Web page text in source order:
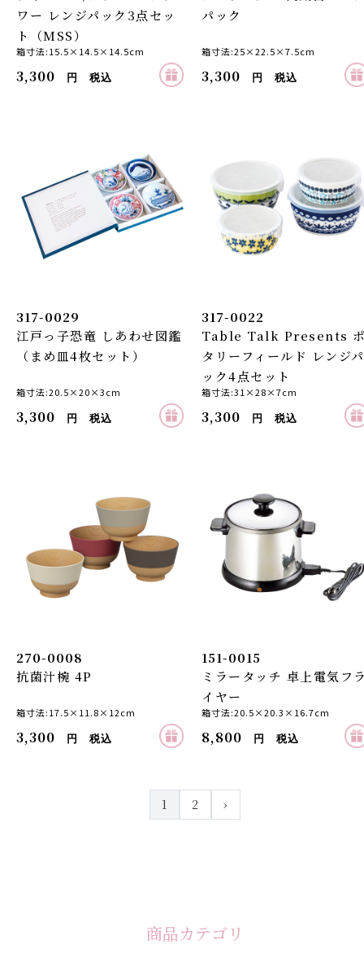
ワー レンジパック3点セッ
ト（MSS）
箱寸法:15.5×14.5×14.5cm
3,300 円 税込
パック
箱寸法:25×22.5×7.5cm
3,300 円 税込
317-0029
江戸っ子恐竜 しあわせ図鑑
（まめ皿4枚セット）
箱寸法:20.5×20×3cm
3,300 円 税込
317-0022
Table Talk Presents
タリーフィールド レンジパ
ック4点セット
箱寸法:31×28×7cm
3,300 円 税込
270-0008
抗菌汁椀 4P
箱寸法:17.5×11.8×12cm
3,300 円 税込
151-0015
ミラータッチ 卓上電気フ
イヤー
箱寸法:20.5×20.3×16.7cm
8,800 円 税込
1 2 ›
商品カテゴリ